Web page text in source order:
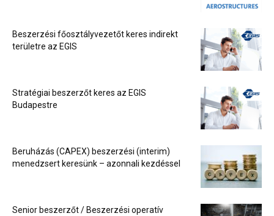
Beszerzési főosztályvezetőt keres indirekt
területre az EGIS
Stratégiai beszerzőt keres az EGIS
Budapestre
Beruházás (CAPEX) beszerzési (interim)
menedzsert keresünk – azonnali kezdéssel
Senior beszerzőt / Beszerzési operatív